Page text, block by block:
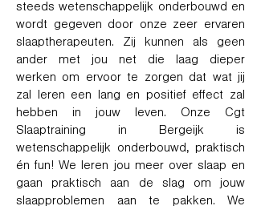
steeds wetenschappelijk onderbouwd en
wordt gegeven door onze zeer ervaren
slaaptherapeuten. Zij kunnen als geen
ander met jou net die laag dieper
werken om ervoor te zorgen dat wat jij
zal leren een lang en positief effect zal
hebben in jouw leven. Onze Cgt
Slaaptraining in Bergeijk is
wetenschappelijk onderbouwd, praktisch
én fun! We leren jou meer over slaap en
gaan praktisch aan de slag om jouw
slaapproblemen aan te pakken. We